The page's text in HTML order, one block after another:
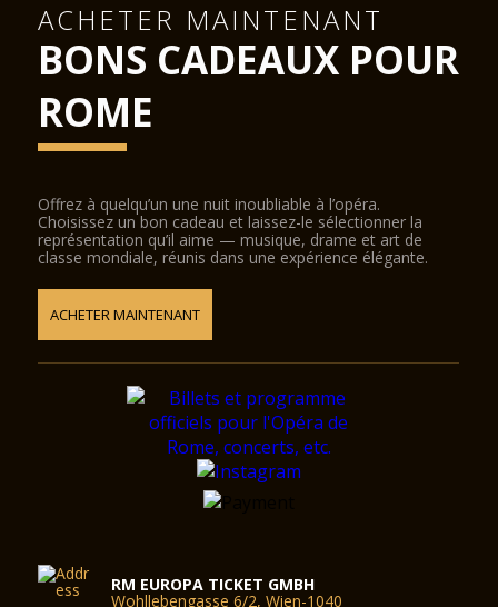
ACHETER MAINTENANT
BONS CADEAUX POUR
ROME
Offrez à quelqu’un une nuit inoubliable à l’opéra.
Choisissez un bon cadeau et laissez-le sélectionner la
représentation qu’il aime — musique, drame et art de
classe mondiale, réunis dans une expérience élégante.
ACHETER MAINTENANT
RM EUROPA TICKET GMBH
Wohllebengasse 6/2, Wien-1040